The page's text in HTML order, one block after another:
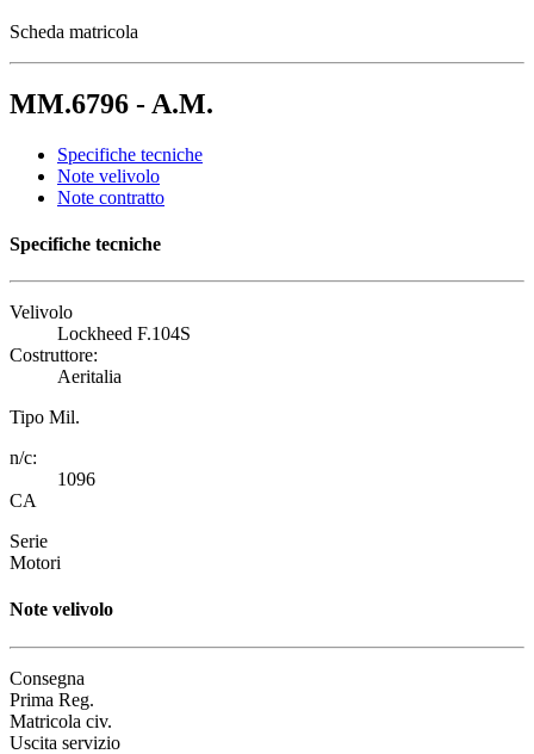
Scheda matricola
MM.6796 - A.M.
Specifiche tecniche
Note velivolo
Note contratto
Specifiche tecniche
Velivolo
Lockheed F.104S
Costruttore:
Aeritalia
Tipo Mil.
n/c:
1096
CA
Serie
Motori
Note velivolo
Consegna
Prima Reg.
Matricola civ.
Uscita servizio